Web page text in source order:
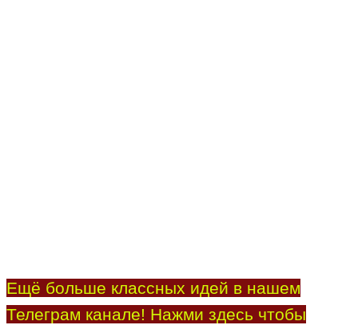
Ещё больше классных идей в нашем
Телеграм канале! Нажми здесь чтобы